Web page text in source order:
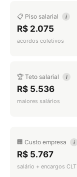
📋 Piso salarial i
R$ 2.075
acordos coletivos
🏆 Teto salarial i
R$ 5.536
maiores salários
🏢 Custo empresa i
R$ 5.767
salário + encargos CLT